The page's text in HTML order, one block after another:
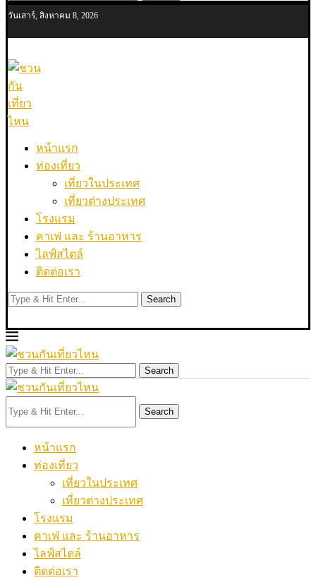
วันเสาร์, สิงหาคม 8, 2026
หน้าแรก
ท่องเที่ยว
เที่ยวในประเทศ
เที่ยวต่างประเทศ
โรงแรม
คาเฟ่ และ ร้านอาหาร
ไลฟ์สไตล์
ติดต่อเรา
Search
Search
Search
หน้าแรก
ท่องเที่ยว
เที่ยวในประเทศ
เที่ยวต่างประเทศ
โรงแรม
คาเฟ่ และ ร้านอาหาร
ไลฟ์สไตล์
ติดต่อเรา